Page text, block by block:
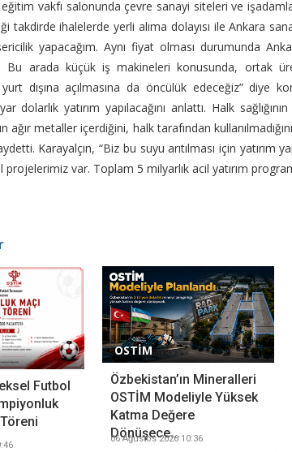
vakfı salonunda çevre sanayi siteleri ve
takdirde ihalelerde yerli alıma dolayısı ile Ankara
yapacağım. Aynı fiyat olması durumunda
Bu arada küçük iş makineleri konusunda, ortak
dışına açılmasına da öncülük edeceğiz” diye
dolarlık yatırım yapılacağını anlattı. Halk
ağır metaller içerdiğini, halk tarafından
Karayalçın, “Biz bu suyu arıtılması için yatırım
projelerimiz var. Toplam 5 milyarlık acil yatırım
Futbol
OSTİM
Özbekistan’ın Mineralleri
OSTİM Modeliyle Yüksek
Katma Değere
Dönüşece...
06 Ağustos 2026 10:36